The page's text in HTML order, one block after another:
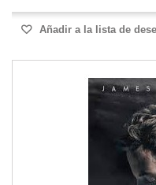
Añadir a la lista de